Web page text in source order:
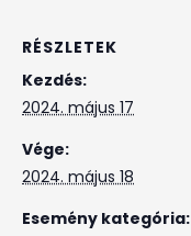
RÉSZLETEK
Kezdés:
2024. május 17
Vége:
2024. május 18
Esemény kategória: